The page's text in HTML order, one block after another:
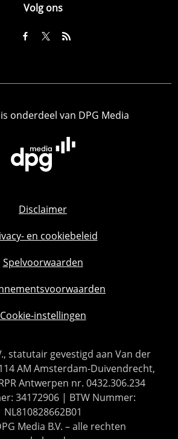
Volg ons
onderdeel van DPG Media
Disclaimer
en cookiebeleid
Spelvoorwaarden
Cookie-instellingen
statutair gevestigd aan Van der
AM Amsterdam-Duivendrecht,
Antwerpen nr. 0432.306.234
34172906 | BTW Nummer:
NL810828662B01
Media B.V. – alle rechten